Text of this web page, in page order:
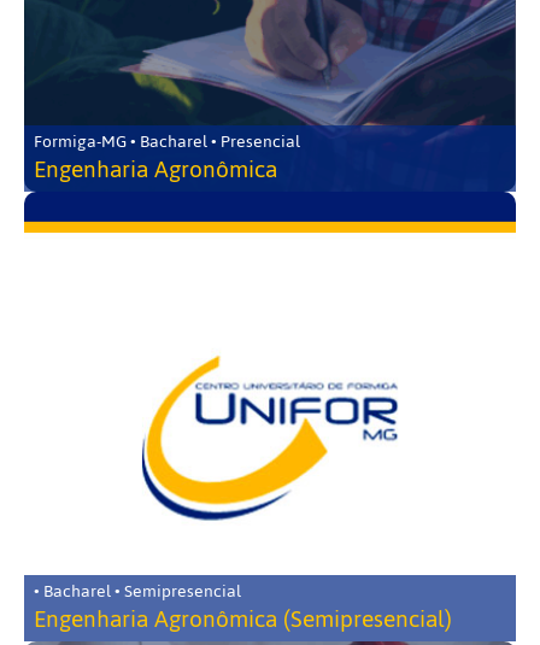
Formiga-MG • Bacharel • Presencial
Engenharia Agronômica
• Bacharel • Semipresencial
Engenharia Agronômica (Semipresencial)